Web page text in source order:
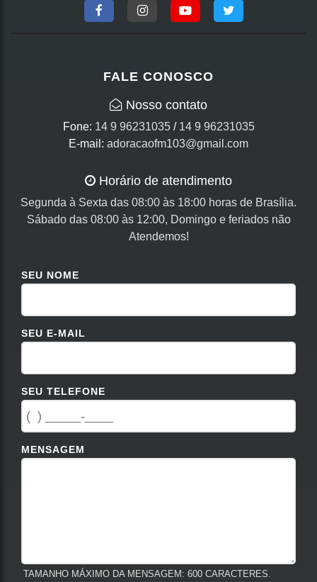
FALE CONOSCO
Nosso contato
Fone: 14 9 96231035/ 14 9 96231035
E-mail: adoracaofm103@gmail.com
Horário de atendimento
Segunda à Sexta das 08:00 às 18:00 horas de Brasília.
Sábado das 08:00 às 12:00, Domingo e feriados não
Atendemos!
SEU NOME
SEU E-MAIL
SEU TELEFONE
MENSAGEM
TAMANHO MÁXIMO DA MENSAGEM: 600 CARACTERES.